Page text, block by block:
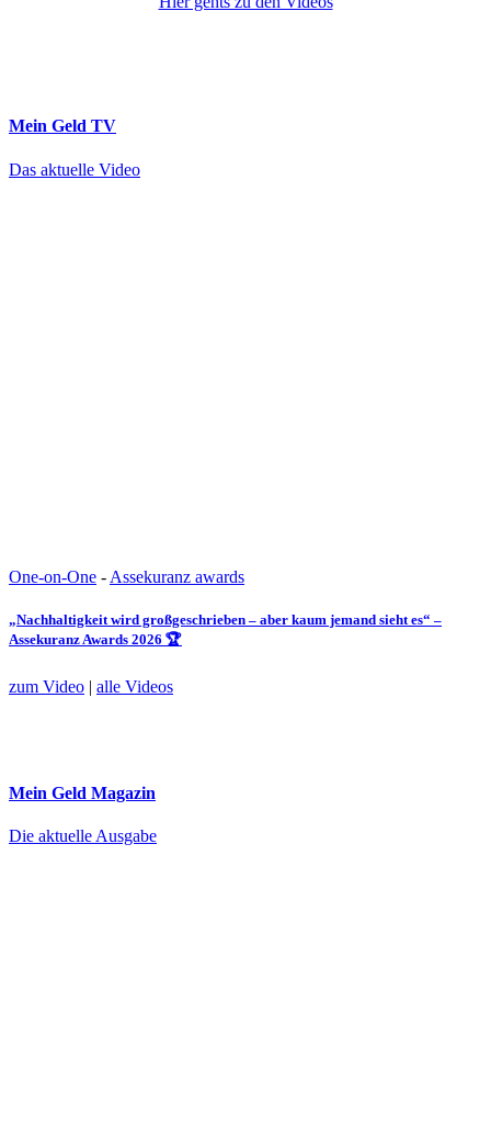
Mein Geld TV
Das aktuelle Video
One-on-One - Assekuranz awards
„Nachhaltigkeit wird großgeschrieben – aber kaum jemand sieht es“ –
Assekuranz Awards 2026 🏆
zum Video | alle Videos
Mein Geld Magazin
Die aktuelle Ausgabe